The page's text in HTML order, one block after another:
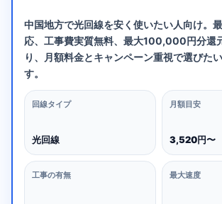
中国地方で光回線を安く使いたい人向け。
応、工事費実質無料、最大100,000円分還
り、月額料金とキャンペーン重視で選びた
す。
回線タイプ
光回線
月額目安
3,520円〜
工事の有無 最大速度